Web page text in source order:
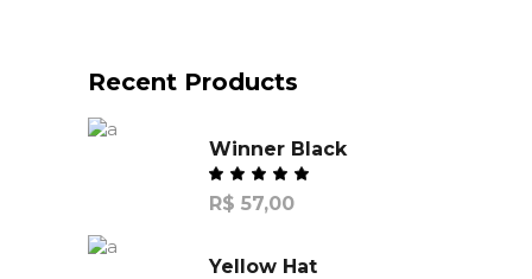
Recent Products
Winner Black
R$ 57,00
Yellow Hat